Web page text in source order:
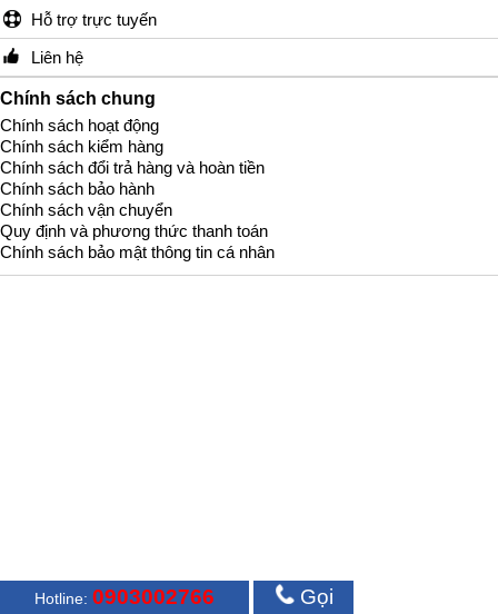
Hỗ trợ trực tuyến
Liên hệ
Chính sách chung
Chính sách hoạt động
Chính sách kiểm hàng
Chính sách đổi trả hàng và hoàn tiền
Chính sách bảo hành
Chính sách vận chuyển
Quy định và phương thức thanh toán
Chính sách bảo mật thông tin cá nhân
Hotline: 0903002766 Gọi